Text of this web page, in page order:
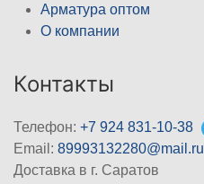
Арматура оптом
О компании
Контакты
Телефон: +7 924 831-10-38
Email: 89993132280@mail.ru
Доставка в г. Саратов